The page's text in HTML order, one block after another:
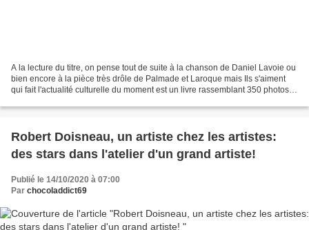
A la lecture du titre, on pense tout de suite à la chanson de Daniel Lavoie ou
bien encore à la pièce très drôle de Palmade et Laroque mais Ils s'aiment
qui fait l'actualité culturelle du moment est un livre rassemblant 350 photos
Robert Doisneau, un artiste chez les artistes:
des stars dans l'atelier d'un grand artiste!
Publié le 14/10/2020 à 07:00
Par chocoladdict69